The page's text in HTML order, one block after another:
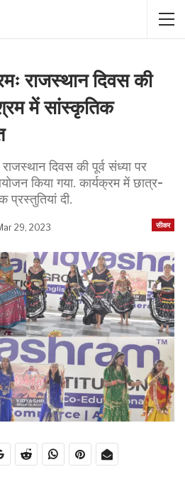
राजस्थान दिवस की
में सांस्कृतिक
दिवस की पूर्व संध्या पर
किया गया. कार्यक्रम में छात्र-
दी.
सीकर
29, 2023